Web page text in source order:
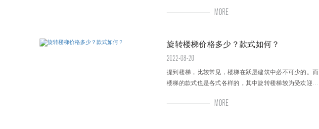
MORE
旋转楼梯价格多少？款式如何？
2022-08-20
提到楼梯，比较常见，楼梯在跃层建筑中必不可少的。而
楼梯的款式也是各式各样的，其中旋转楼梯较为受欢迎，
制一部旋转楼梯价格多少？款式如何？也就成为了许多人
MORE